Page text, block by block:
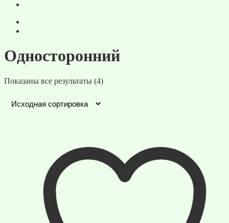
Односторонний
Показаны все результаты (4)